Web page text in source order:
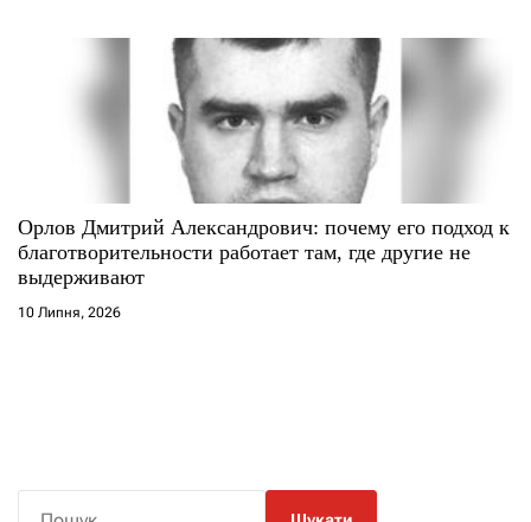
Орлов Дмитрий Александрович: почему его подход к
благотворительности работает там, где другие не
выдерживают
10 Липня, 2026